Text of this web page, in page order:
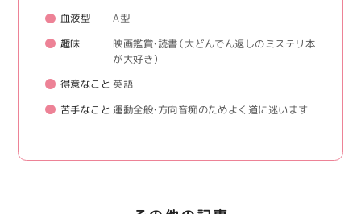
血液型 A型
趣味
映画鑑賞・読書（大どんでん返しのミステリ本
が大好き）
得意なこと 英語
苦手なこと 運動全般・方向音痴のためよく道に迷います